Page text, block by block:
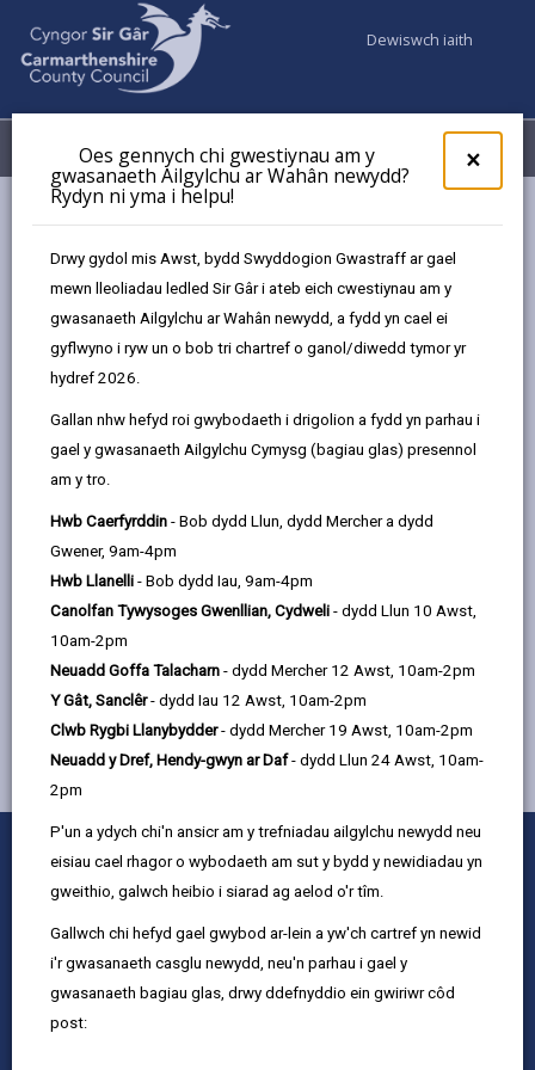
×
Oes gennych chi gwestiynau am y
gwasanaeth Ailgylchu ar Wahân newydd?
Rydyn ni yma i helpu!
Drwy gydol mis Awst, bydd Swyddogion Gwastraff ar gael
mewn lleoliadau ledled Sir Gâr i ateb eich cwestiynau am y
gwasanaeth Ailgylchu ar Wahân newydd, a fydd yn cael ei
gyflwyno i ryw un o bob tri chartref o ganol/diwedd tymor yr
hydref 2026.
Gallan nhw hefyd roi gwybodaeth i drigolion a fydd yn parhau i
gael y gwasanaeth Ailgylchu Cymysg (bagiau glas) presennol
am y tro.
Hwb Caerfyrddin - Bob dydd Llun, dydd Mercher a dydd
Gwener, 9am-4pm
Hwb Llanelli - Bob dydd Iau, 9am-4pm
Canolfan Tywysoges Gwenllian, Cydweli - dydd Llun 10 Awst,
10am-2pm
Neuadd Goffa Talacharn - dydd Mercher 12 Awst, 10am-2pm
Y Gât, Sanclêr- dydd Iau 12 Awst, 10am-2pm
Clwb Rygbi Llanybydder- dydd Mercher 19 Awst, 10am-2pm
Neuadd y Dref, Hendy-gwyn ar Daf- dydd Llun 24 Awst, 10am-
2pm
P'un a ydych chi'n ansicr am y trefniadau ailgylchu newydd neu
eisiau cael rhagor o wybodaeth am sut y bydd y newidiadau yn
gweithio, galwch heibio i siarad ag aelod o'r tîm.
Gallwch chi hefyd gael gwybod ar-lein a yw'ch cartref yn newid
i'r gwasanaeth casglu newydd, neu'n parhau i gael y
gwasanaeth bagiau glas, drwy ddefnyddio ein gwiriwr côd
post:
Dewiswch iaith
Dewislen
Maethu
Digwyddiadau Canolfan Gwlyptir Llanelli (Medi)
Digwyddiadau
MEDI
21
2026
Lleoliad: Canolfan Gwlyptir Llanelli
MWY YNGHYLCH GWASANAETHAU I BLANT A
THEULUOEDD
Rhowch sgôr
0
Stars
1
Star
2
Stars
3
Stars
4
Stars
5
Stars
SUBMIT
Cysylltu â ni
Swyddi a Gyrfaoedd
Mewnrywd